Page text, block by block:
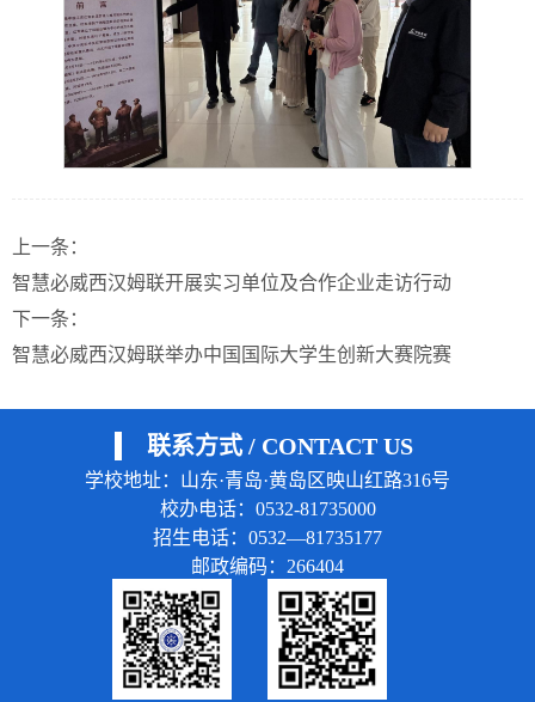
上一条：
智慧必威西汉姆联开展实习单位及合作企业走访行动
下一条：
智慧必威西汉姆联举办中国国际大学生创新大赛院赛
联系方式 / CONTACT US
学校地址：山东·青岛·黄岛区映山红路316号
校办电话：0532-81735000
招生电话：0532—81735177
邮政编码：266404